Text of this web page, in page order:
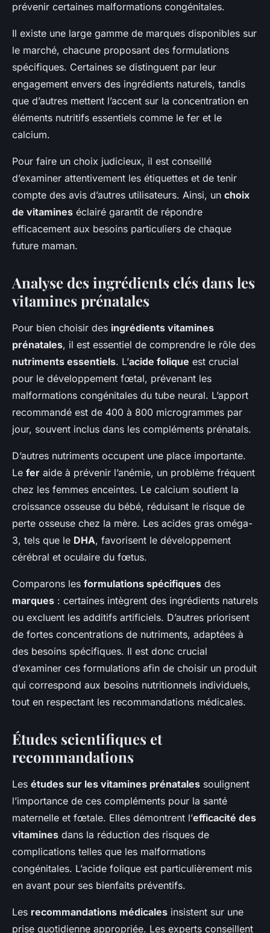
prévenir certaines malformations congénitales.
Il existe une large gamme de marques disponibles sur
le marché, chacune proposant des formulations
spécifiques. Certaines se distinguent par leur
engagement envers des ingrédients naturels, tandis
que d’autres mettent l’accent sur la concentration en
éléments nutritifs essentiels comme le fer et le
calcium.
Pour faire un choix judicieux, il est conseillé
d’examiner attentivement les étiquettes et de tenir
compte des avis d’autres utilisateurs. Ainsi, un choix
de vitamines éclairé garantit de répondre
efficacement aux besoins particuliers de chaque
future maman.
Analyse des ingrédients clés dans les
vitamines prénatales
Pour bien choisir des ingrédients vitamines
prénatales, il est essentiel de comprendre le rôle des
nutriments essentiels. L’acide folique est crucial
pour le développement fœtal, prévenant les
malformations congénitales du tube neural. L’apport
recommandé est de 400 à 800 microgrammes par
jour, souvent inclus dans les compléments prénatals.
D’autres nutriments occupent une place importante.
Le fer aide à prévenir l’anémie, un problème fréquent
chez les femmes enceintes. Le calcium soutient la
croissance osseuse du bébé, réduisant le risque de
perte osseuse chez la mère. Les acides gras oméga-
3, tels que le DHA, favorisent le développement
cérébral et oculaire du fœtus.
Comparons les formulations spécifiques des
marques : certaines intègrent des ingrédients naturels
ou excluent les additifs artificiels. D’autres priorisent
de fortes concentrations de nutriments, adaptées à
des besoins spécifiques. Il est donc crucial
d’examiner ces formulations afin de choisir un produit
qui correspond aux besoins nutritionnels individuels,
tout en respectant les recommandations médicales.
Études scientifiques et
recommandations
Les études sur les vitamines prénatales soulignent
l’importance de ces compléments pour la santé
maternelle et fœtale. Elles démontrent l’efficacité des
vitamines dans la réduction des risques de
complications telles que les malformations
congénitales. L’acide folique est particulièrement mis
en avant pour ses bienfaits préventifs.
Les recommandations médicales insistent sur une
prise quotidienne appropriée. Les experts conseillent